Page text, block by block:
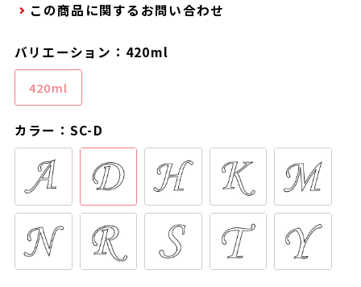
この商品に関するお問い合わせ
バリエーション：420ml
420ml
カラー：SC-D